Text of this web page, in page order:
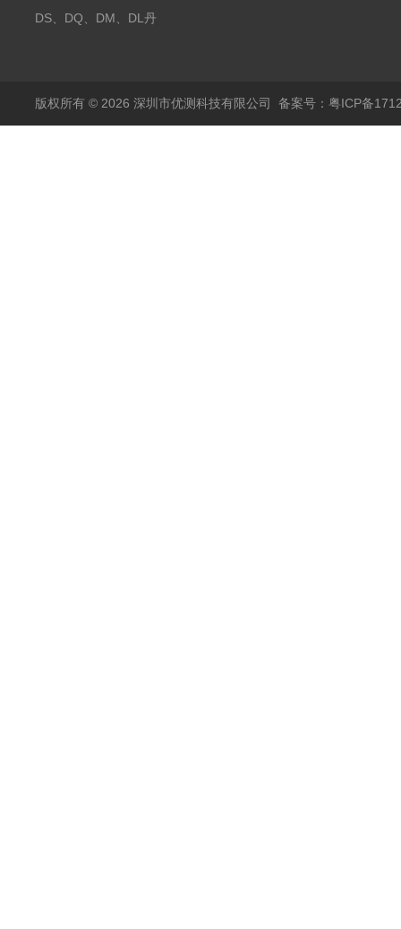
Danisense高精度电流
DS、DQ、DM、DL丹
版权所有 © 2026 深圳市优测科技有限公司 备案号：粤ICP备